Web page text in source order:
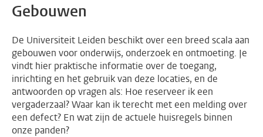
Gebouwen
De Universiteit Leiden beschikt over een breed scala aan
gebouwen voor onderwijs, onderzoek en ontmoeting. Je
vindt hier praktische informatie over de toegang,
inrichting en het gebruik van deze locaties, en de
antwoorden op vragen als: Hoe reserveer ik een
vergaderzaal? Waar kan ik terecht met een melding over
een defect? En wat zijn de actuele huisregels binnen
onze panden?